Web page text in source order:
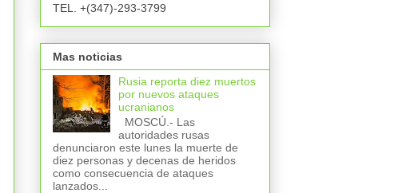
TEL. +(347)-293-3799
Mas noticias
Rusia reporta diez muertos
por nuevos ataques
ucranianos
MOSCÚ.- Las
autoridades rusas
denunciaron este lunes la muerte de
diez personas y decenas de heridos
como consecuencia de ataques
lanzados...